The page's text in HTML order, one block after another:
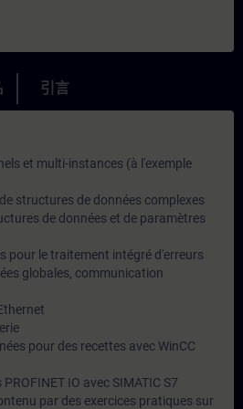
引言
et multi-instances (à l'exemple
structures de données complexes
de données et de paramètres
pour le traitement intégré d'erreurs
globales, communication
pour des recettes avec WinCC
IO avec SIMATIC S7
par des exercices pratiques sur